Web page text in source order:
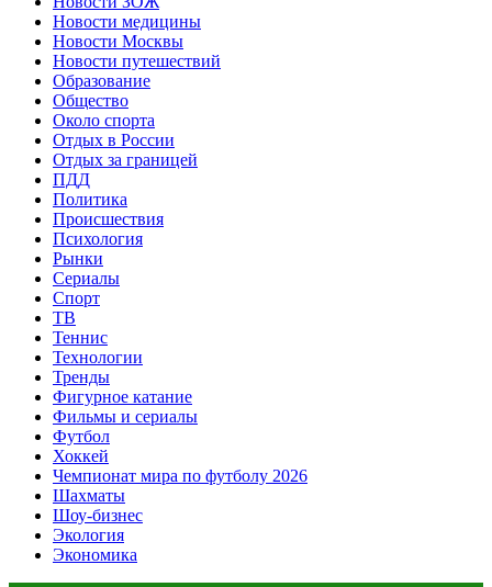
Новости медицины
Новости Москвы
Новости путешествий
Образование
Общество
Около спорта
Отдых в России
Отдых за границей
ПДД
Политика
Происшествия
Психология
Рынки
Сериалы
Спорт
ТВ
Теннис
Технологии
Тренды
Фигурное катание
Фильмы и сериалы
Футбол
Хоккей
Чемпионат мира по футболу 2026
Шахматы
Шоу-бизнес
Экология
Экономика